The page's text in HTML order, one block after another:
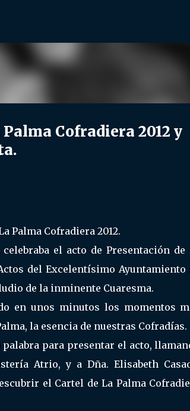
Cofradiera 2012 y
Palma Cofradiera 2012.
el acto de Presentación de
del Excelentísimo Ayuntamiento
de la inminente Cuaresma.
en unos minutos los momentos
la esencia de nuestras Cofradías.
palabra para presentar el acto,
Atrio, y a Dña. Elisabeth
el Cartel de La Palma